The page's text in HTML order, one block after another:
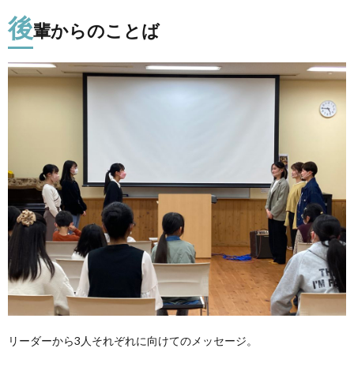
後輩からのことば
リーダーから3人それぞれに向けてのメッセージ。